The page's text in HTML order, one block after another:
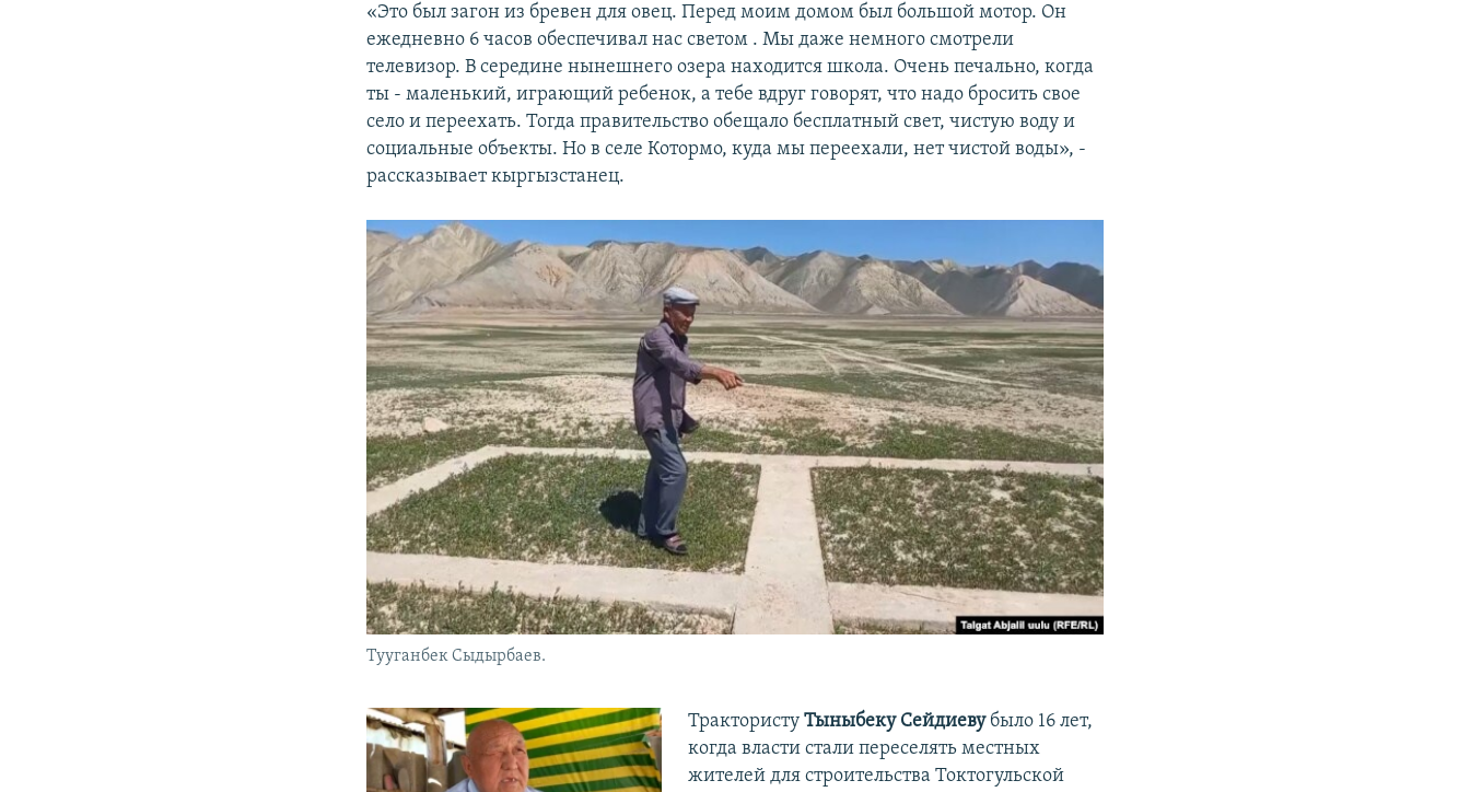
«Это был загон из бревен для овец. Перед моим домом был большой мотор. Он
ежедневно 6 часов обеспечивал нас светом . Мы даже немного смотрели
телевизор. В середине нынешнего озера находится школа. Очень печально, когда
ты - маленький, играющий ребенок, а тебе вдруг говорят, что надо бросить свое
село и переехать. Тогда правительство обещало бесплатный свет, чистую воду и
социальные объекты. Но в селе Котормо, куда мы переехали, нет чистой воды», -
рассказывает кыргызстанец.
Тууганбек Сыдырбаев.
Трактористу Тыныбеку Сейдиевубыло 16 лет,
когда власти стали переселять местных
жителей для строительства Токтогульской